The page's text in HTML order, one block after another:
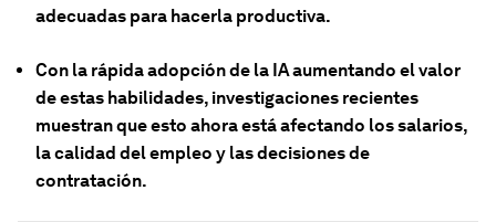
adecuadas para hacerla productiva.
Con la rápida adopción de la IA aumentando el valor
de estas habilidades, investigaciones recientes
muestran que esto ahora está afectando los salarios,
la calidad del empleo y las decisiones de
contratación.